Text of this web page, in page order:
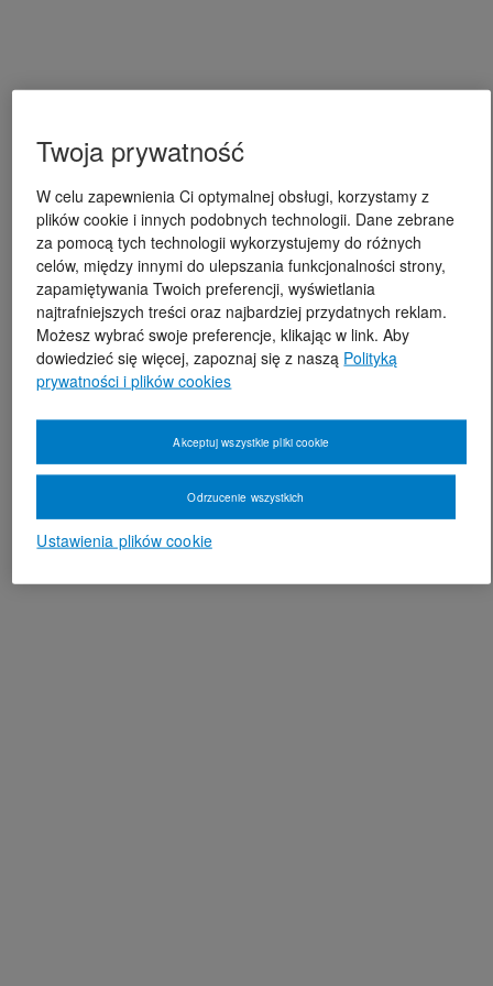
Twoja prywatność
W celu zapewnienia Ci optymalnej obsługi, korzystamy z
plików cookie i innych podobnych technologii. Dane zebrane
za pomocą tych technologii wykorzystujemy do różnych
celów, między innymi do ulepszania funkcjonalności strony,
zapamiętywania Twoich preferencji, wyświetlania
najtrafniejszych treści oraz najbardziej przydatnych reklam.
Możesz wybrać swoje preferencje, klikając w link. Aby
dowiedzieć się więcej, zapoznaj się z naszą Polityką
prywatności i plików cookies
Ustawienia plików cookie
Odrzucenie wszystkich
Akceptuj wszystkie pliki cookie